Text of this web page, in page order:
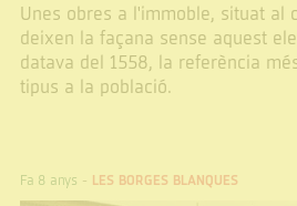
Unes obres a l'immoble, situat al
deixen la façana sense aquest
datava del 1558, la referència
tipus a la població.
Fa 8 anys - LES BORGES BLANQUES